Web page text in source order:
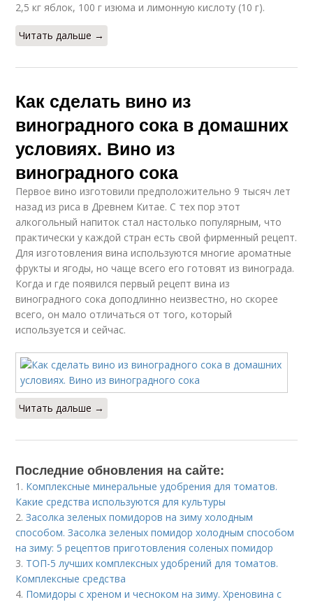
2,5 кг яблок, 100 г изюма и лимонную кислоту (10 г).
Читать дальше →
Как сделать вино из
виноградного сока в домашних
условиях. Вино из
виноградного сока
Первое вино изготовили предположительно 9 тысяч лет
назад из риса в Древнем Китае. С тех пор этот
алкогольный напиток стал настолько популярным, что
практически у каждой стран есть свой фирменный рецепт.
Для изготовления вина используются многие ароматные
фрукты и ягоды, но чаще всего его готовят из винограда.
Когда и где появился первый рецепт вина из
виноградного сока доподлинно неизвестно, но скорее
всего, он мало отличаться от того, который
используется и сейчас.
Читать дальше →
Последние обновления на сайте:
1. Комплексные минеральные удобрения для томатов.
Какие средства используются для культуры
2.Засолка зеленых помидоров на зиму холодным
способом. Засолка зеленых помидор холодным способом
на зиму: 5 рецептов приготовления соленых помидор
3. ТОП-5 лучших комплексных удобрений для томатов.
Комплексные средства
4. Помидоры с хреном и чесноком на зиму. Хреновина с